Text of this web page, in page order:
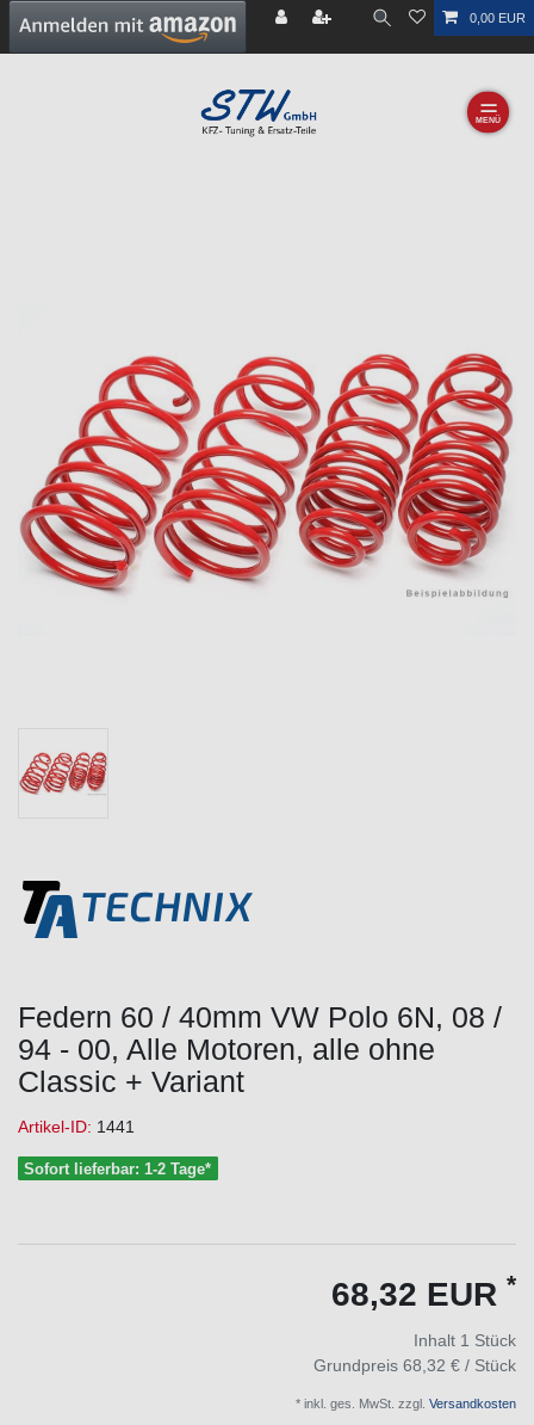
0,00 EUR
☰
Federn 60 / 40mm VW Polo 6N, 08 /
94 - 00, Alle Motoren, alle ohne
Classic + Variant
Artikel-ID: 1441
Sofort lieferbar: 1-2 Tage*
68,32 EUR *
Inhalt 1 Stück
Grundpreis 68,32 € / Stück
* inkl. ges. MwSt. zzgl. Versandkosten